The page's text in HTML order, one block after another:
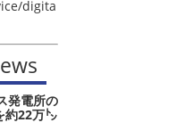
digita
発電所の
22万㌧